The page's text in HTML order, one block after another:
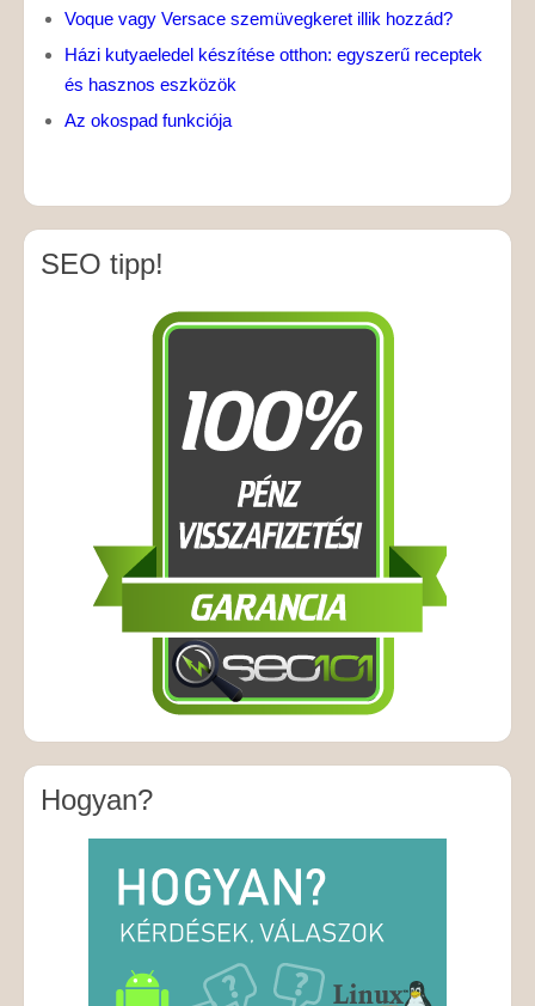
Voque vagy Versace szemüvegkeret illik hozzád?
Házi kutyaeledel készítése otthon: egyszerű receptek
és hasznos eszközök
Az okospad funkciója
SEO tipp!
Hogyan?